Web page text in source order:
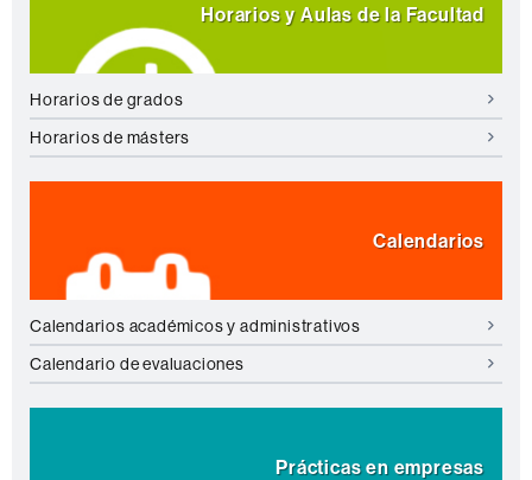
Horarios y Aulas de la Facultad
Horarios de grados
Horarios de másters
Calendarios
Calendarios académicos y administrativos
Calendario de evaluaciones
Prácticas en empresas